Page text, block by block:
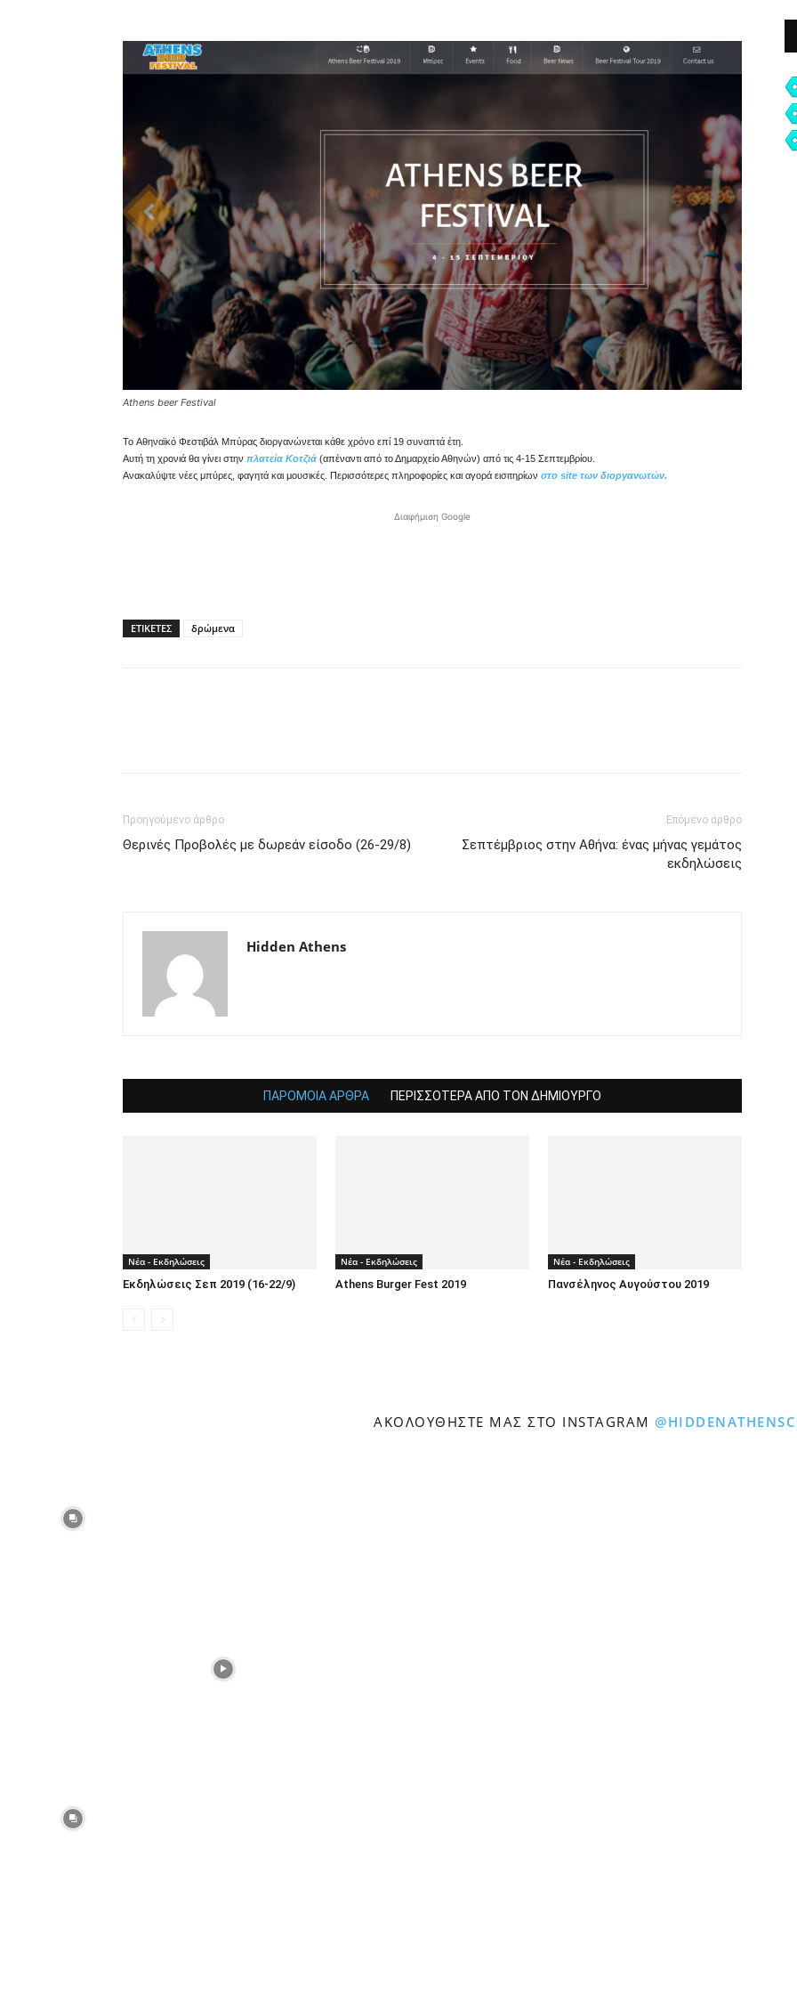
Athens beer Festival
To Αθηναϊκό Φεστιβάλ Μπύρας διοργανώνεται κάθε χρόνο επί 19 συναπτά έτη.
Αυτή τη χρονιά θα γίνει στην πλατεία Κοτζιά (απέναντι από το Δημαρχείο Αθηνών) από τις 4-15 Σεπτεμβρίου.
Ανακαλύψτε νέες μπύρες, φαγητά και μουσικές. Περισσότερες πληροφορίες και αγορά εισιτηρίων στο site των διοργανωτών.
Διαφήμιση Google
ΕΤΙΚΕΤΕΣ δρώμενα
Προηγούμενο άρθρο
Θερινές Προβολές με δωρεάν είσοδο (26-29/8)
Επόμενο άρθρο
Σεπτέμβριος στην Αθήνα: ένας μήνας γεμάτος
εκδηλώσεις
Hidden Athens
ΠΑΡΟΜΟΙΑ ΑΡΘΡΑ ΠΕΡΙΣΣΟΤΕΡΑ ΑΠΟ ΤΟΝ ΔΗΜΙΟΥΡΓΟ
Νέα - Εκδηλώσεις
Εκδηλώσεις Σεπ 2019 (16-22/9)
Νέα - Εκδηλώσεις
Athens Burger Fest 2019
Νέα - Εκδηλώσεις
Πανσέληνος Αυγούστου 2019
ΑΚΟΛΟΥΘΉΣΤΕ ΜΑΣ ΣΤΟ INSTAGRAM